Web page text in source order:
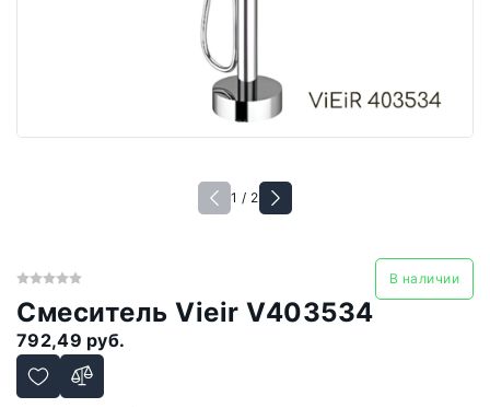
1 / 2
В наличии
Смеситель Vieir V403534
792,49 руб.